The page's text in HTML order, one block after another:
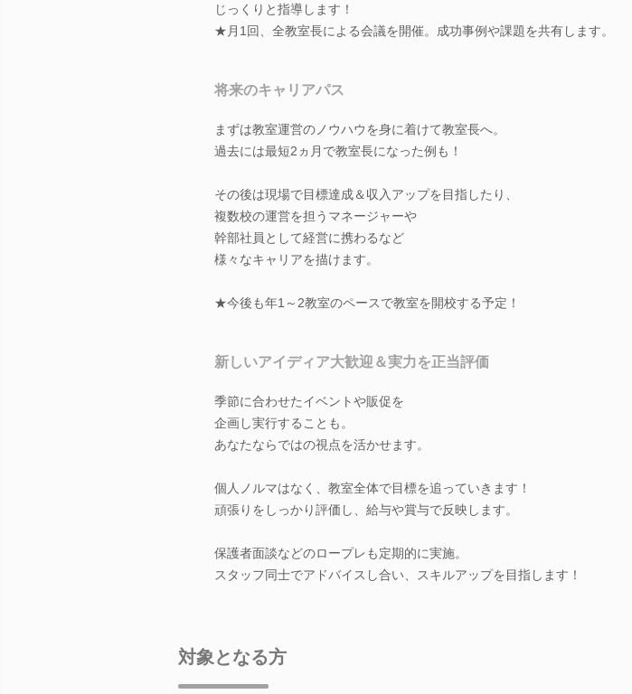
じっくりと指導します！
★月1回、全教室長による会議を開催。成功事例や課題を共有します。
将来のキャリアパス
まずは教室運営のノウハウを身に着けて教室長へ。
過去には最短2ヵ月で教室長になった例も！
その後は現場で目標達成＆収入アップを目指したり、
複数校の運営を担うマネージャーや
幹部社員として経営に携わるなど
様々なキャリアを描けます。
★今後も年1～2教室のペースで教室を開校する予定！
新しいアイディア大歓迎＆実力を正当評価
季節に合わせたイベントや販促を
企画し実行することも。
あなたならではの視点を活かせます。
個人ノルマはなく、教室全体で目標を追っていきます！
頑張りをしっかり評価し、給与や賞与で反映します。
保護者面談などのロープレも定期的に実施。
スタッフ同士でアドバイスし合い、スキルアップを目指します！
対象となる方